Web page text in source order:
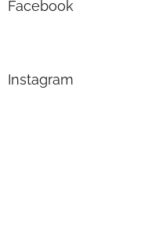
Facebook
Instagram